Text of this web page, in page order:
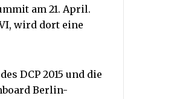
am 21. April.
wird dort eine
DCP 2015 und die
Berlin-